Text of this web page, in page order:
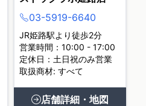
03-5919-6640
JR姫路駅より徒歩2分
営業時間：10:00 - 17:00
定休日：土日祝のみ営業
取扱商材: すべて
店舗詳細・地図